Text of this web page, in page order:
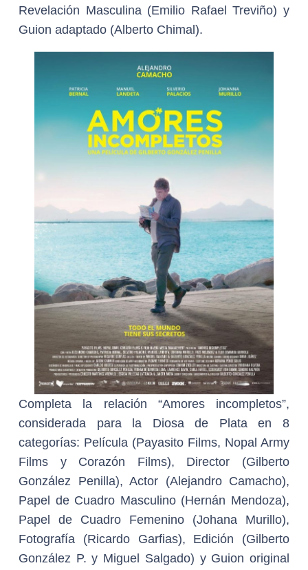
Revelación Masculina (Emilio Rafael Treviño) y
Guion adaptado (Alberto Chimal).
Completa la relación “Amores incompletos”,
considerada para la Diosa de Plata en 8
categorías: Película (Payasito Films, Nopal Army
Films y Corazón Films), Director (Gilberto
González Penilla), Actor (Alejandro Camacho),
Papel de Cuadro Masculino (Hernán Mendoza),
Papel de Cuadro Femenino (Johana Murillo),
Fotografía (Ricardo Garfias), Edición (Gilberto
González P. y Miguel Salgado) y Guion original